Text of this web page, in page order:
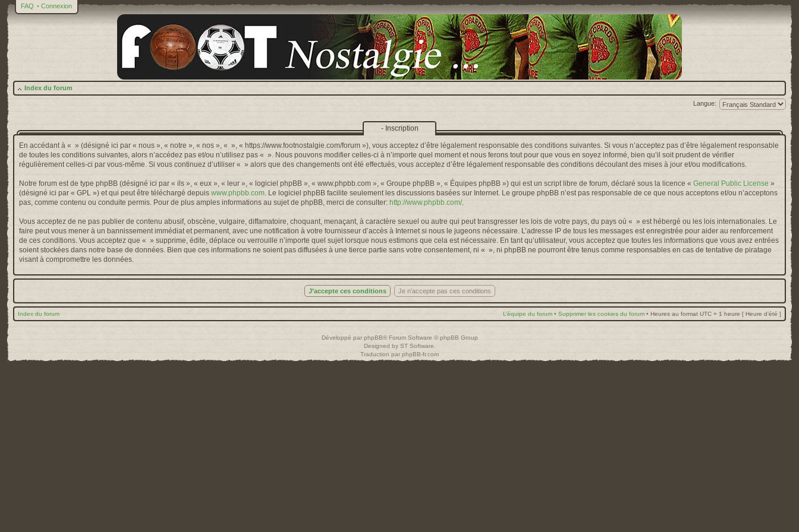
FAQ • Connexion
Index du forum
Langue:
- Inscription
En accédant à « » (désigné ici par « nous », « notre », « nos », « », « https://www.footnostalgie.com/forum »), vous acceptez d’être légalement responsable des conditions suivantes. Si vous n’acceptez pas d’être légalement responsable
de toutes les conditions suivantes, alors n’accédez pas et/ou n’utilisez pas « ». Nous pouvons modifier celles-ci à n’importe quel moment et nous ferons tout pour que vous en soyez informé, bien qu’il soit prudent de vérifier
régulièrement celles-ci par vous-même. Si vous continuez d’utiliser « » alors que des changements ont été effectués, vous acceptez d’être légalement responsable des conditions découlant des mises à jour et/ou modifications.
Notre forum est de type phpBB (désigné ici par « ils », « eux », « leur », « logiciel phpBB », « www.phpbb.com », « Groupe phpBB », « Équipes phpBB ») qui est un script libre de forum, déclaré sous la licence « General Public License »
(désigné ici par « GPL ») et qui peut être téléchargé depuis www.phpbb.com . Le logiciel phpBB facilite seulement les discussions basées sur Internet. Le groupe phpBB n’est pas responsable de ce que nous acceptons et/ou n’acceptons
pas, comme contenu ou conduite permis. Pour de plus amples informations au sujet de phpBB, merci de consulter: http://www.phpbb.com/.
Vous acceptez de ne pas publier de contenu abusif, obscène, vulgaire, diffamatoire, choquant, menaçant, à caractère sexuel ou autre qui peut transgresser les lois de votre pays, du pays où « » est hébergé ou les lois internationales. Le
faire peut vous mener à un bannissement immédiat et permanent, avec une notification à votre fournisseur d’accès à Internet si nous le jugeons nécessaire. L’adresse IP de tous les messages est enregistrée pour aider au renforcement
de ces conditions. Vous acceptez que « » supprime, édite, déplace ou verrouille n’importe quel sujet lorsque nous estimons que cela est nécessaire. En tant qu’utilisateur, vous acceptez que toutes les informations que vous avez entrées
soient stockées dans notre base de données. Bien que ces informations ne soient pas diffusées à une tierce partie sans votre consentement, ni « », ni phpBB ne pourront être tenus comme responsables en cas de tentative de piratage
visant à compromettre les données.
Index du forum L’équipe du forum • Supprimer les cookies du forum • Heures au format UTC + 1 heure [ Heure d’été ]
Développé parphpBB® Forum Software © phpBB Group
Designed by ST Software
Traduction par phpBB-fr.com